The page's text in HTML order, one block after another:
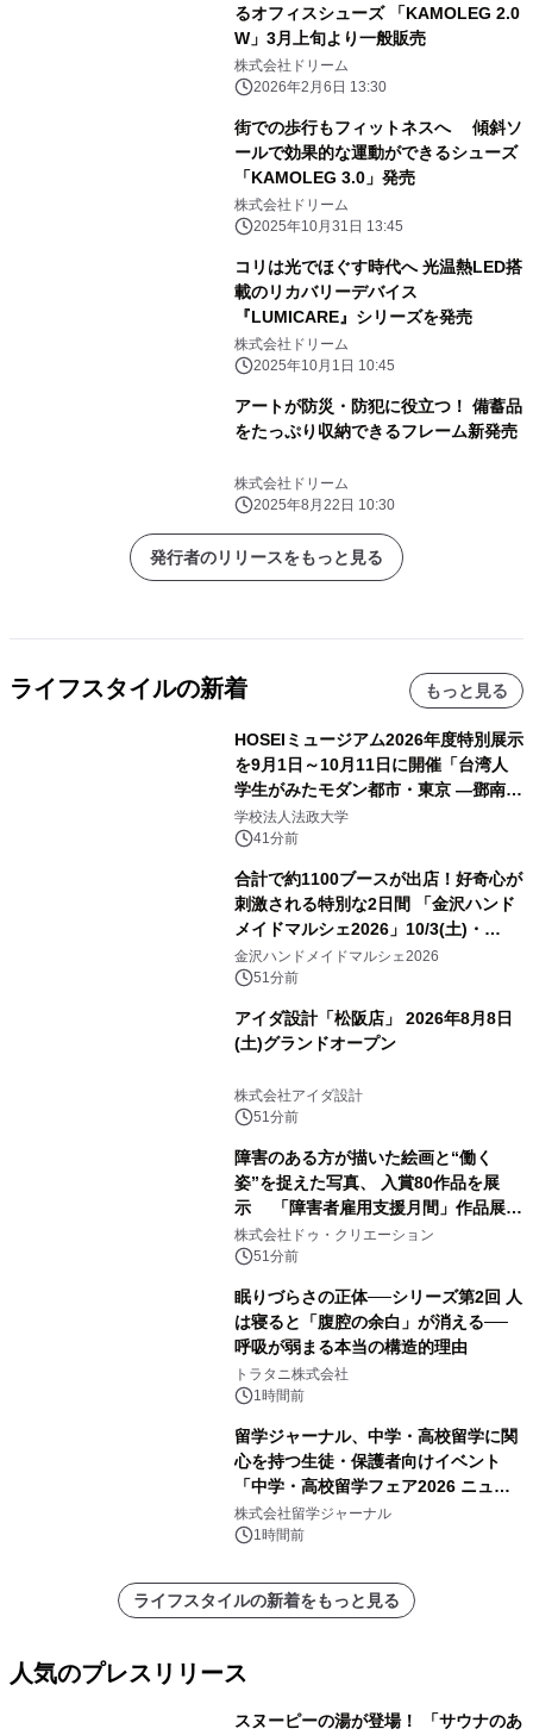
るオフィスシューズ 「KAMOLEG 2.0
W」3月上旬より一般販売
株式会社ドリーム
2026年2月6日 13:30
街での歩行もフィットネスへ 傾斜ソ
ールで効果的な運動ができるシューズ
「KAMOLEG 3.0」発売
株式会社ドリーム
2025年10月31日 13:45
コリは光でほぐす時代へ 光温熱LED搭
載のリカバリーデバイス
『LUMICARE』シリーズを発売
株式会社ドリーム
2025年10月1日 10:45
アートが防災・防犯に役立つ！ 備蓄品
をたっぷり収納できるフレーム新発売
株式会社ドリーム
2025年8月22日 10:30
発行者のリリースをもっと見る
ライフスタイルの新着 もっと見る
HOSEIミュージアム2026年度特別展示
を9月1日～10月11日に開催「台湾人
学生がみたモダン都市・東京 ―鄧南光
と法政大学の1930年代―」
学校法人法政大学
41分前
合計で約1100ブースが出店！好奇心が
刺激される特別な2日間 「金沢ハンド
メイドマルシェ2026」10/3(土)・
10/4(日)開催
金沢ハンドメイドマルシェ2026
51分前
アイダ設計「松阪店」 2026年8月8日
(土)グランドオープン
株式会社アイダ設計
51分前
障害のある方が描いた絵画と“働く
姿”を捉えた写真、 入賞80作品を展
示 「障害者雇用支援月間」作品展示
会を 東京・愛知で開催
株式会社ドゥ・クリエーション
51分前
眠りづらさの正体──シリーズ第2回 人
は寝ると「腹腔の余白」が消える──
呼吸が弱まる本当の構造的理由
トラタニ株式会社
1時間前
留学ジャーナル、中学・高校留学に関
心を持つ生徒・保護者向けイベント
「中学・高校留学フェア2026 ニュー
ジーランド＆オーストラリア」を
9/12(土)に開催
株式会社留学ジャーナル
1時間前
ライフスタイルの新着をもっと見る
人気のプレスリリース
スヌーピーの湯が登場！ 「サウナのあ